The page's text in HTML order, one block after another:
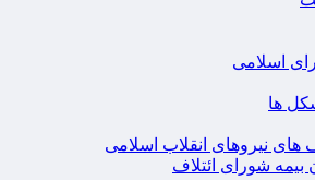
اسلامی
ها
های نیروهای انقلاب اسلامی
بیمه شورای ائتلاف